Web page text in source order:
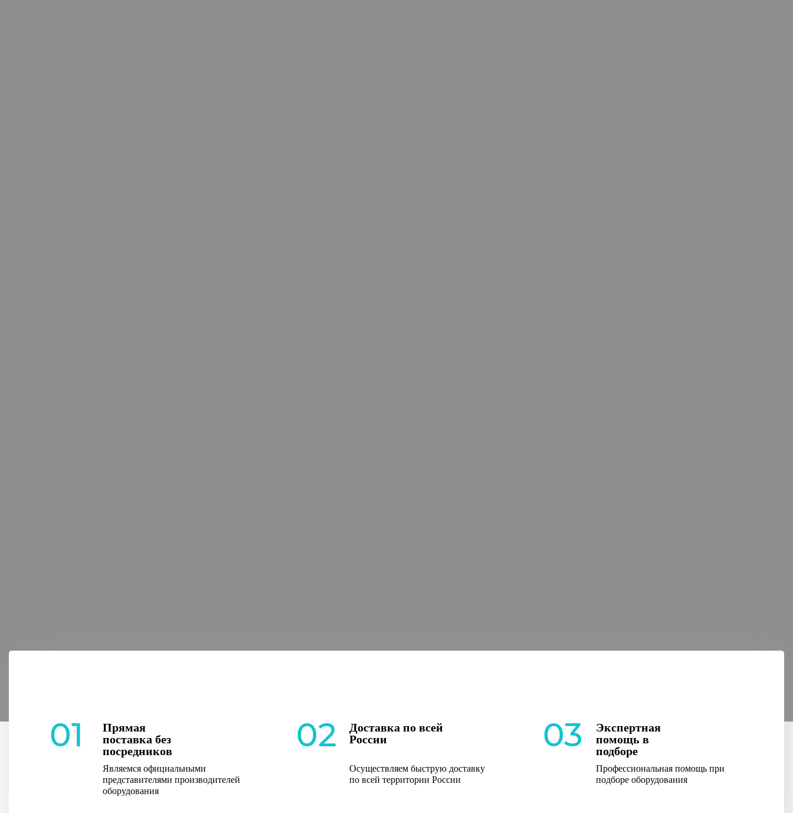
01
Прямая
поставка без
посредников
Являемся официальными
представителями производителей
оборудования
02
Доставка по всей
России
Осуществляем быструю доставку
по всей территории России
03
Экспертная
помощь в
подборе
Профессиональная помощь при
подборе оборудования